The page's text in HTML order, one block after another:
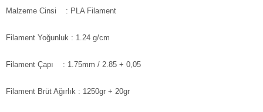
Malzeme Cinsi : PLA Filament
Filament Yoğunluk : 1.24 g/cm
Filament Çapı : 1.75mm / 2.85 + 0,05
Filament Brüt Ağırlık : 1250gr + 20gr